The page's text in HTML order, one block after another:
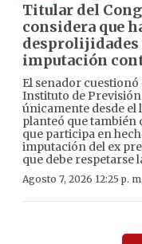
Titular del
considera que
desprolijidades
imputación
El senador
Instituto de Previsión
únicamente desde
planteó que también
que participa en
imputación del ex
que debe respetarse
Agosto 7, 2026 12:25 p. m.